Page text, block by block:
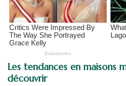
Les tendances en maisons
découvrir